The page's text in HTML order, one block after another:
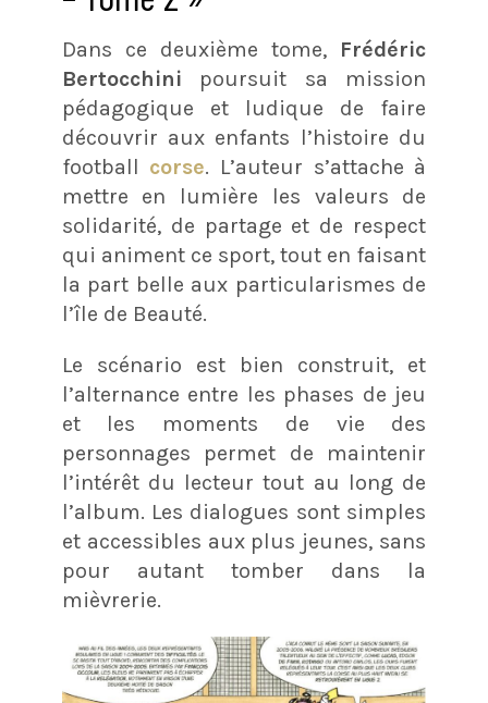
Dans ce deuxième tome, Frédéric
Bertocchini poursuit sa mission
pédagogique et ludique de faire
découvrir aux enfants l’histoire du
football corse. L’auteur s’attache à
mettre en lumière les valeurs de
solidarité, de partage et de respect
qui animent ce sport, tout en faisant
la part belle aux particularismes de
l’île de Beauté.
Le scénario est bien construit, et
l’alternance entre les phases de jeu
et les moments de vie des
personnages permet de maintenir
l’intérêt du lecteur tout au long de
l’album. Les dialogues sont simples
et accessibles aux plus jeunes, sans
pour autant tomber dans la
mièvrerie.